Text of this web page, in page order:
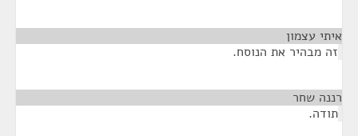
איתי עצמון
זה מבהיר את הנוסח.
רננה שחר
תודה.